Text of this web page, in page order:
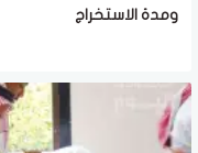
ومدة الاستخراج